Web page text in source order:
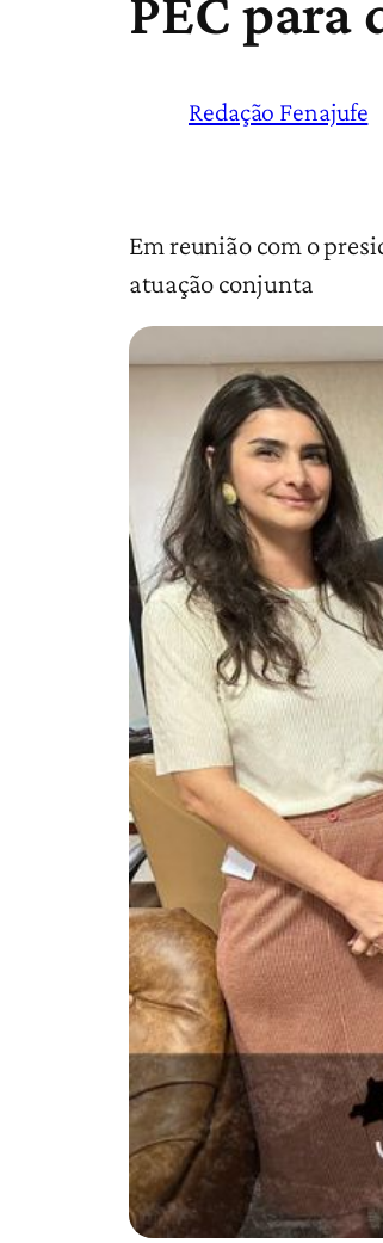
Redação Fenajufe
Em reunião com o
atuação conjunta